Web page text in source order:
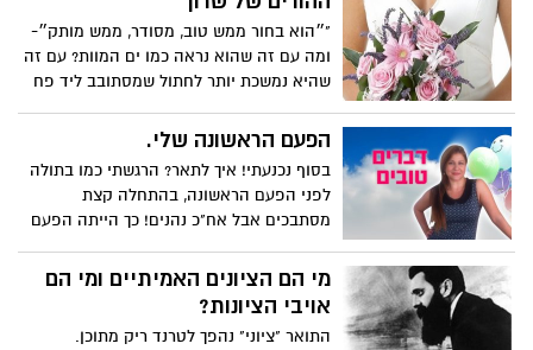
"״הוא בחור ממש טוב, מסודר, ממש מותק״-
ומה עם זה שהוא נראה כמו ים המוות? עם זה
שהיא נמשכת יותר לחתול שמסתובב ליד פח
הפעם הראשונה שלי.
בסוף נכנעתי! איך לתאר? הרגשתי כמו בתולה
לפני הפעם הראשונה, בהתחלה קצת
מסתבכים אבל אח"כ נהנים! כך הייתה הפעם
האינטרנט
מי הם הציונים האמיתיים ומי הם
אויבי הציונות?
התואר "ציוני" נהפך לטרנד ריק מתוכן.